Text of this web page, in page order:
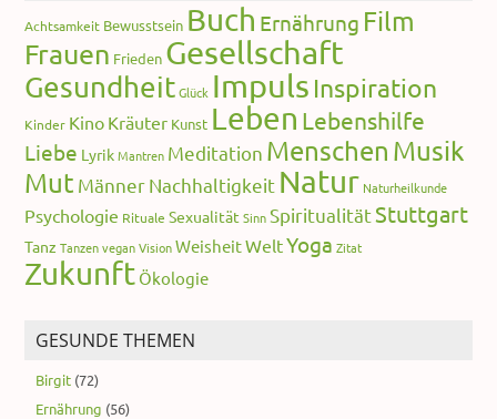
Achtsamkeit Bewusstsein Buch Ernährung Film
Frauen Frieden Gesellschaft
Gesundheit Glück Impuls Inspiration
Kinder Kino Kräuter Kunst Leben Lebenshilfe
Liebe Lyrik Mantren Meditation Menschen Musik
Mut MännerNachhaltigkeit Natur Naturheilkunde
Psychologie Rituale Sexualität Sinn SpiritualitätStuttgart
Tanz Tanzen vegan Vision WeisheitWeltYoga Zitat
Zukunft Ökologie
GESUNDE THEMEN
Birgit (72)
Ernährung (56)